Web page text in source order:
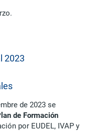
2023
de 2023 se
de Formación
por EUDEL, IVAP y